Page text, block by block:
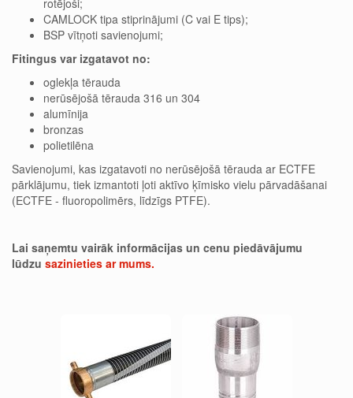
rotējoši;
CAMLOCK tipa stiprinājumi (C vai E tips);
BSP vītņoti savienojumi;
Fitingus var izgatavot no:
oglekļa tērauda
nerūsējošā tērauda 316 un 304
alumīnija
bronzas
polietilēna
Savienojumi, kas izgatavoti no nerūsējošā tērauda ar ECTFE
pārklājumu, tiek izmantoti ļoti aktīvo ķīmisko vielu pārvadāšanai
(ECTFE - fluoropolimērs, līdzīgs PTFE).
Lai saņemtu vairāk informācijas un cenu piedāvājumu
lūdzu sazinieties ar mums.